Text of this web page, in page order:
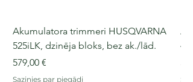
Akumulatora trimmeri HUSQVARNA
525iLK, dzinēja bloks, bez ak./lād.
Cena
579,00 €
Sazinies par piegādi